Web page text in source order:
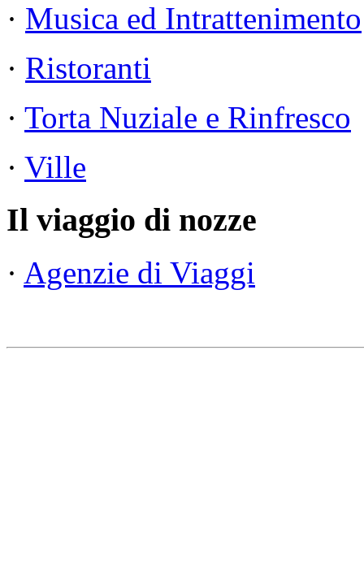
· Musica ed Intrattenimento
· Ristoranti
· Torta Nuziale e Rinfresco
· Ville
Il viaggio di nozze
· Agenzie di Viaggi